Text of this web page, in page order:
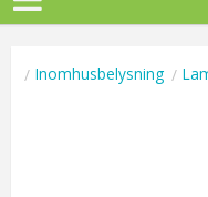
Inomhusbelysning